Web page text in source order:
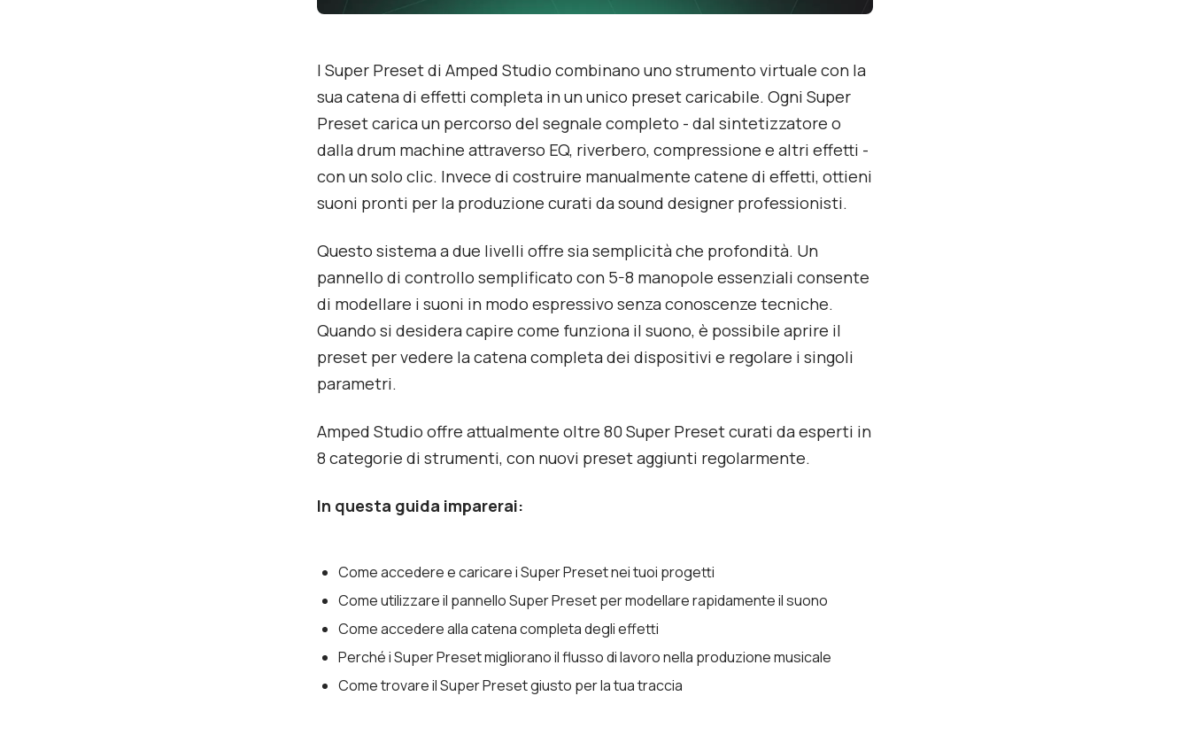
I Super Preset di Amped Studio combinano uno strumento virtuale con la
sua catena di effetti completa in un unico preset caricabile. Ogni Super
Preset carica un percorso del segnale completo - dal sintetizzatore o
dalla drum machine attraverso EQ, riverbero, compressione e altri effetti -
con un solo clic. Invece di costruire manualmente catene di effetti, ottieni
suoni pronti per la produzione curati da sound designer professionisti.
Questo sistema a due livelli offre sia semplicità che profondità. Un
pannello di controllo semplificato con 5-8 manopole essenziali consente
di modellare i suoni in modo espressivo senza conoscenze tecniche.
Quando si desidera capire come funziona il suono, è possibile aprire il
preset per vedere la catena completa dei dispositivi e regolare i singoli
parametri.
Amped Studio offre attualmente oltre 80 Super Preset curati da esperti in
8 categorie di strumenti, con nuovi preset aggiunti regolarmente.
In questa guida imparerai:
Come accedere e caricare i Super Preset nei tuoi progetti
Come utilizzare il pannello Super Preset per modellare rapidamente il suono
Come accedere alla catena completa degli effetti
Perché i Super Preset migliorano il flusso di lavoro nella produzione musicale
Come trovare il Super Preset giusto per la tua traccia